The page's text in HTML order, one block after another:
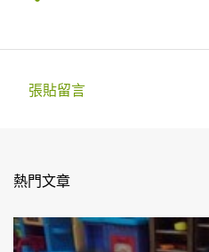
張貼留言
熱門文章